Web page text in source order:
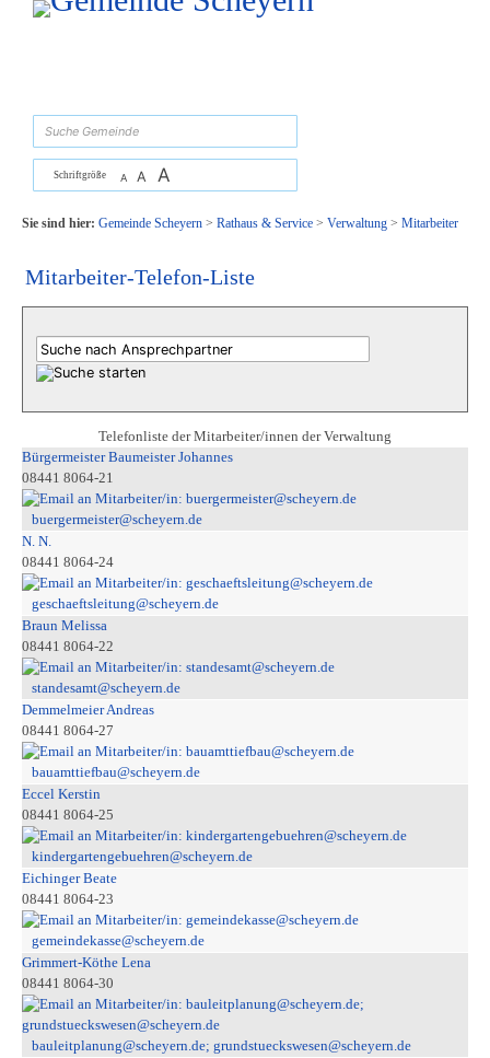
Zum Inhalt, zur Navigationoder zur Startseite springen.
Schriftgröße A A A
Sie sind hier: Gemeinde Scheyern> Rathaus & Service> Verwaltung> Mitarbeiter
Mitarbeiter-Telefon-Liste
Telefonliste der Mitarbeiter/innen der Verwaltung
Bürgermeister Baumeister Johannes
08441 8064-21
buergermeister@scheyern.de
N. N.
08441 8064-24
geschaeftsleitung@scheyern.de
Braun Melissa
08441 8064-22
standesamt@scheyern.de
Demmelmeier Andreas
08441 8064-27
bauamttiefbau@scheyern.de
Eccel Kerstin
08441 8064-25
kindergartengebuehren@scheyern.de
Eichinger Beate
08441 8064-23
gemeindekasse@scheyern.de
Grimmert-Köthe Lena
08441 8064-30
bauleitplanung@scheyern.de; grundstueckswesen@scheyern.de